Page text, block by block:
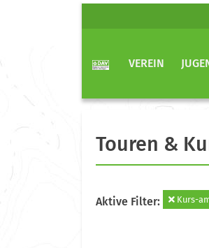
VEREIN
Touren &
Aktive Filter: Kurs-